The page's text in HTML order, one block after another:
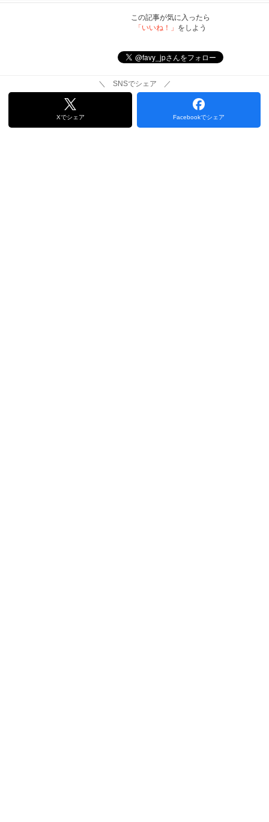
この記事が気に入ったら
「いいね！」 をしよう
＼ SNSでシェア ／
Xでシェア Facebookでシェア